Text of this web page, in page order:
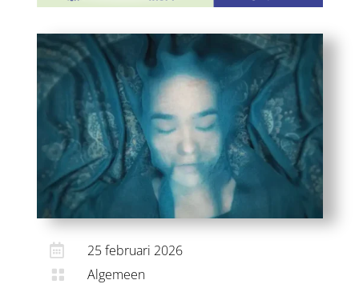
 25 februari 2026
 Algemeen